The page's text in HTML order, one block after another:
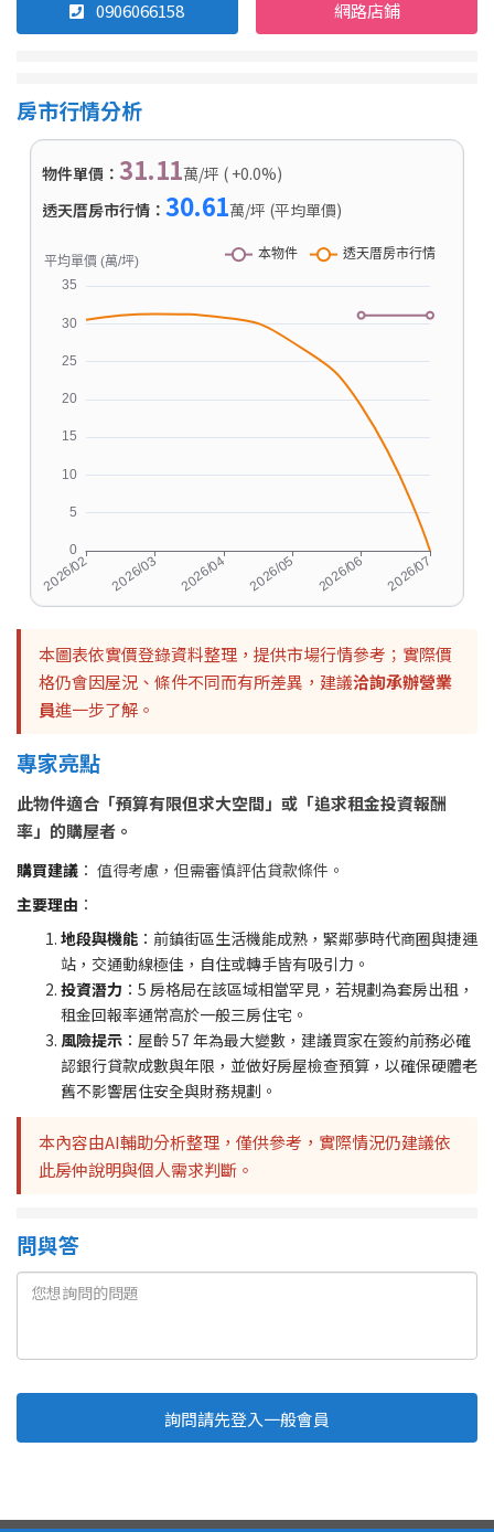
0906066158 網路店鋪
房市行情分析
物件單價： 31.11萬/坪 ( +0.0%)
透天厝房市行情： 30.61萬/坪 (平均單價)
本圖表依實價登錄資料整理，提供市場行情參考；實際價
格仍會因屋況、條件不同而有所差異，建議洽詢承辦營業
員進一步了解。
專家亮點
此物件適合「預算有限但求大空間」或「追求租金投資報酬
率」的購屋者。
購買建議 ： 值得考慮，但需審慎評估貸款條件。
主要理由 ：
地段與機能 ：前鎮街區生活機能成熟，緊鄰夢時代商圈與捷運
站，交通動線極佳，自住或轉手皆有吸引力。
投資潛力 ：5 房格局在該區域相當罕見，若規劃為套房出租，
租金回報率通常高於一般三房住宅。
風險提示 ：屋齡 57 年為最大變數，建議買家在簽約前務必確
認銀行貸款成數與年限，並做好房屋檢查預算，以確保硬體老
舊不影響居住安全與財務規劃。
本內容由AI輔助分析整理，僅供參考，實際情況仍建議依
此房仲說明與個人需求判斷。
問與答
詢問請先登入一般會員